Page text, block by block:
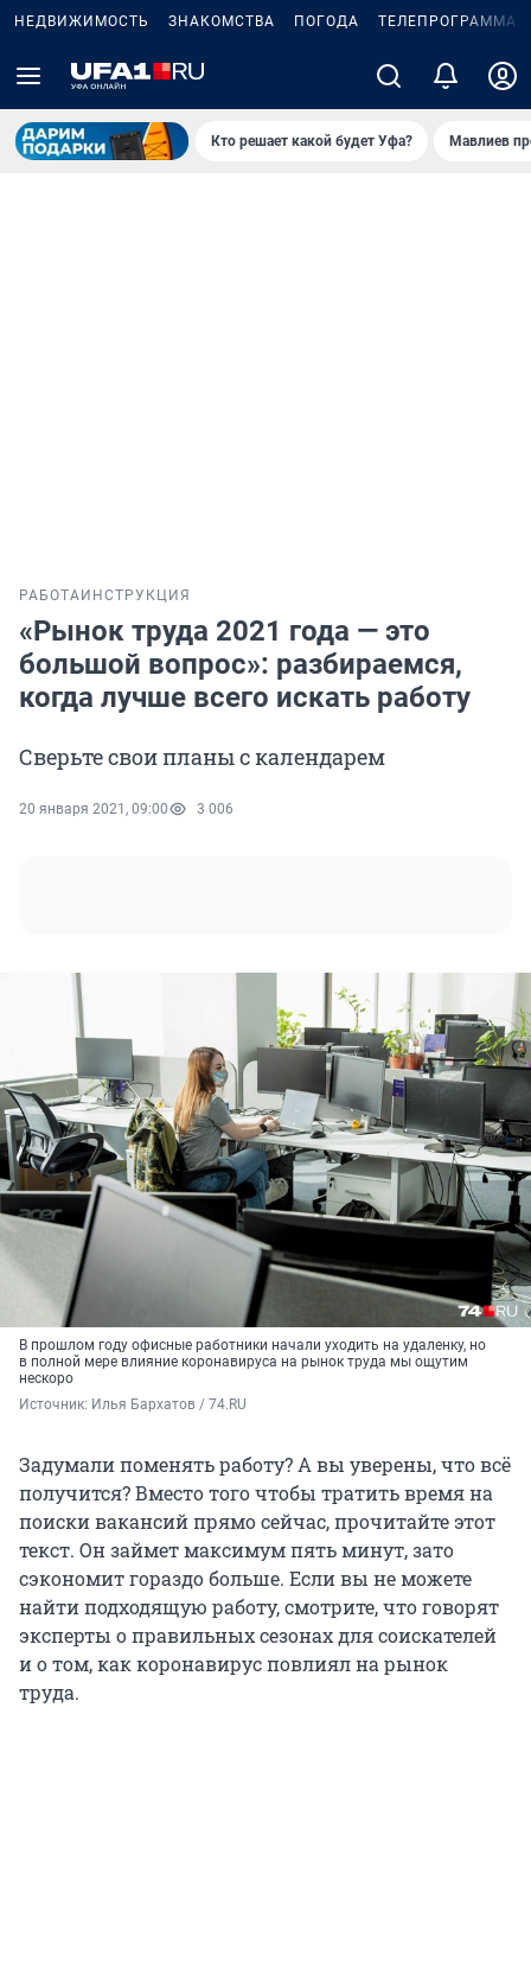
НЕДВИЖИМОСТЬ ЗНАКОМСТВА ПОГОДА ТЕЛЕПРОГРАММА
Кто решает какой будет Уфа? Мавлиев
РАБОТА ИНСТРУКЦИЯ
«Рынок труда 2021 года — это
большой вопрос»: разбираемся,
когда лучше всего искать работу
Сверьте свои планы с календарем
20 января 2021, 09:00 3 006
В прошлом году офисные работники начали уходить на удаленку, но
в полной мере влияние коронавируса на рынок труда мы ощутим
нескоро
Источник: Илья Бархатов / 74.RU
Задумали поменять работу? А вы уверены, что всё
получится? Вместо того чтобы тратить время на
поиски вакансий прямо сейчас, прочитайте этот
текст. Он займет максимум пять минут, зато
сэкономит гораздо больше. Если вы не можете
найти подходящую работу, смотрите, что говорят
эксперты о правильных сезонах для соискателей
и о том, как коронавирус повлиял на рынок
труда.